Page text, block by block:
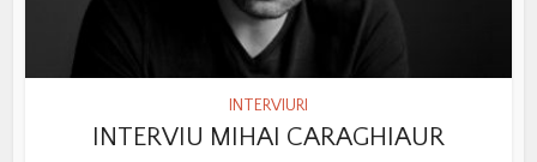
INTERVIURI
INTERVIU MIHAI CARAGHIAUR